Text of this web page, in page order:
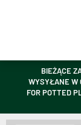
BIEŻĄCE
WYSYŁANE W
FOR POTTED